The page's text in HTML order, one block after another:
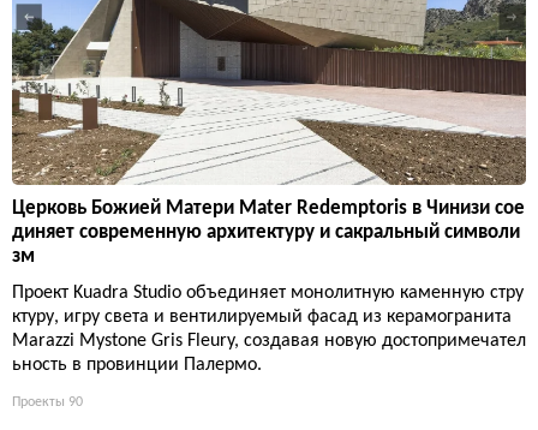
Церковь Божией Матери Mater Redemptoris в Чинизи сое
диняет современную архитектуру и сакральный символи
зм
Проект Kuadra Studio объединяет монолитную каменную стру
ктуру, игру света и вентилируемый фасад из керамогранита
Marazzi Mystone Gris Fleury, создавая новую достопримечател
ьность в провинции Палермо.
Проекты 90